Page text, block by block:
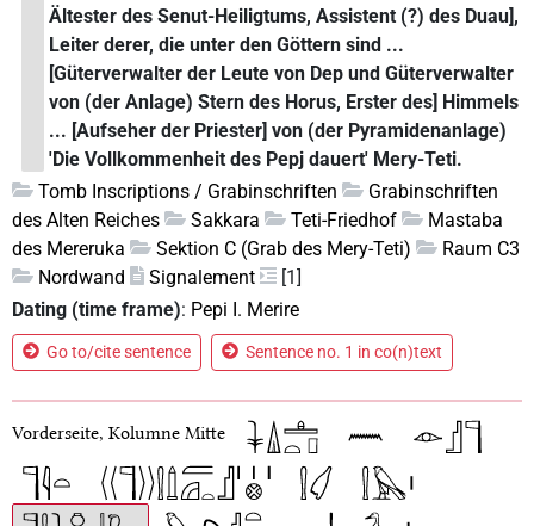
Ältester des Senut-Heiligtums, Assistent (?) des Duau],
Leiter derer, die unter den Göttern sind ...
[Güterverwalter der Leute von Dep und Güterverwalter
von (der Anlage) Stern des Horus, Erster des] Himmels
... [Aufseher der Priester] von (der Pyramidenanlage)
'Die Vollkommenheit des Pepj dauert' Mery-Teti.
Tomb Inscriptions / Grabinschriften
Grabinschriften
des Alten Reiches
Sakkara Teti-Friedhof
Mastaba
des Mereruka
Sektion C (Grab des Mery-Teti)
Raum C3
Nordwand
Signalement
[1]
Dating (time frame): Pepi I. Merire
Go to/cite sentence Sentence no. 1 in co(n)text
Vorderseite, Kolumne Mitte